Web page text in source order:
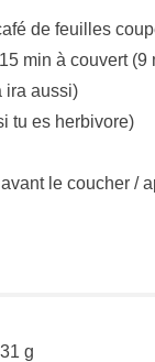
de feuilles
min à couvert (9
ira aussi)
tu es herbivore)
le coucher /
31 g